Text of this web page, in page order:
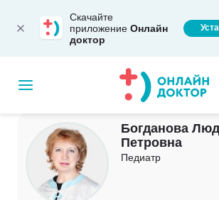
Скачайте
приложение Онлайн
доктор
Богданова
Петровна
Педиатр